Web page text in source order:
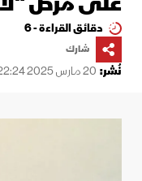
دقائق القراءة - 6
شارك
نُشر: 20 مارس 2025 22:24